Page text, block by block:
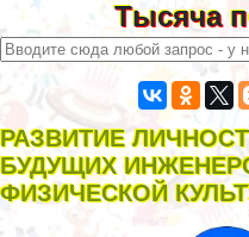
Тысяча
РАЗВИТИЕ
БУДУЩИХ
ФИЗИЧЕСКОЙ